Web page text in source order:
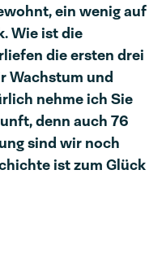
ein wenig auf
Wie ist die
die ersten drei
Wachstum und
nehme ich Sie
denn auch 76
sind wir noch
ist zum Glück